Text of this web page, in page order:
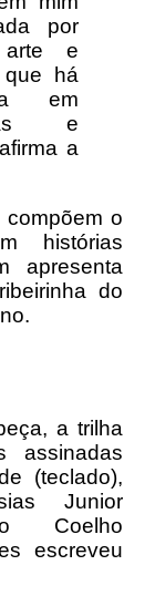
por
arte e
há
em
e
a
compõem o
histórias
apresenta
do
a trilha
assinadas
(teclado),
Junior
Coelho
escreveu